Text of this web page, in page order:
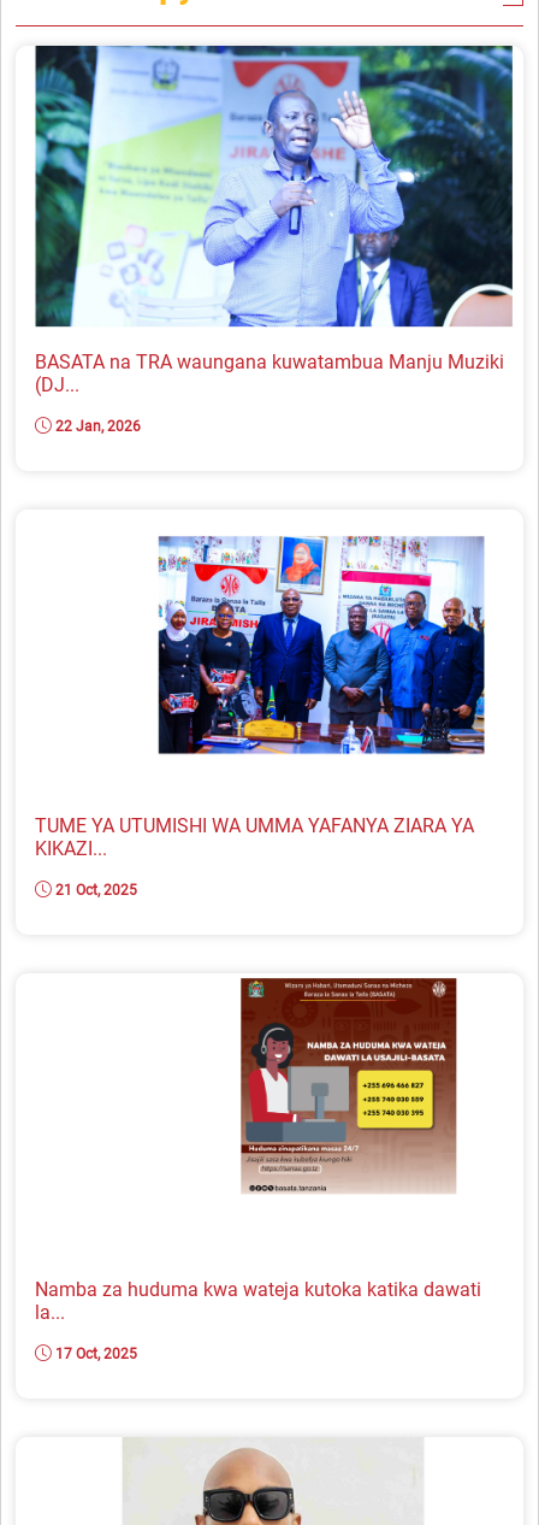
BASATA na TRA waungana kuwatambua Manju Muziki
(DJ...
22 Jan, 2026
TUME YA UTUMISHI WA UMMA YAFANYA ZIARA YA
KIKAZI...
21 Oct, 2025
Namba za huduma kwa wateja kutoka katika dawati
la...
17 Oct, 2025